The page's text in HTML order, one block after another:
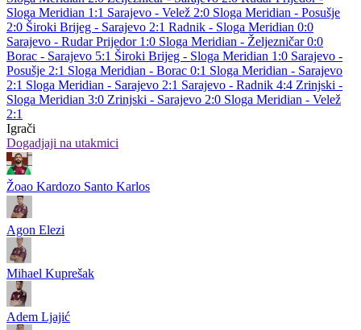
Sloga Meridian 1:1 Sarajevo - Velež 2:0 Sloga Meridian - Posušje
2:0 Široki Brijeg - Sarajevo 2:1 Radnik - Sloga Meridian 0:0
Sarajevo - Rudar Prijedor 1:0 Sloga Meridian - Željezničar 0:0
Borac - Sarajevo 5:1 Široki Brijeg - Sloga Meridian 1:0 Sarajevo -
Posušje 2:1 Sloga Meridian - Borac 0:1 Sloga Meridian - Sarajevo
2:1 Sloga Meridian - Sarajevo 2:1 Sarajevo - Radnik 4:4 Zrinjski -
Sloga Meridian 3:0 Zrinjski - Sarajevo 2:0 Sloga Meridian - Velež
2:1
Igrači
Dogadjaji na utakmici
Žoao Kardozo Santo Karlos
Agon Elezi
Mihael Kuprešak
Adem Ljajić